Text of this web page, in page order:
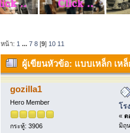
หน้า: 1 ... 7 8 [9] 10 11
ผู้เขียนหัวข้อ: แบบเหล็ก เห
สมุทรสาคร (อ่าน 5978 ครั้ง)
gozilla1
Hero Member
กระทู้: 3906
โร
« ต
มิถุ